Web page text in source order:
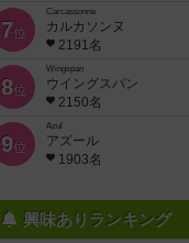
7位
Carcassonne
カルカソンヌ
2191名
8位
Wingspan
ウイングスパン
2150名
9位
Azul
アズール
1903名
興味ありランキング